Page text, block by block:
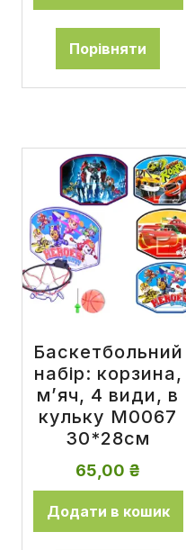
Порівняти
Баскетбольний
набір: корзина,
м’яч, 4 види, в
кульку M0067
30*28см
65,00 ₴
Додати в кошик